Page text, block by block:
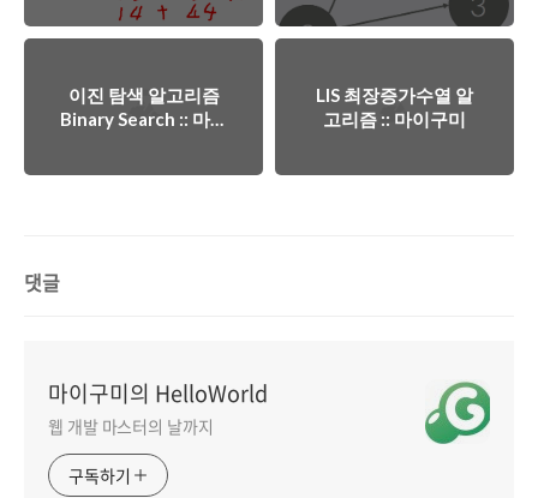
이진 탐색 알고리즘
Binary Search :: 마이
LIS 최장증가수열 알
고리즘 :: 마이구미
댓글
마이구미의 HelloWorld
웹 개발 마스터의 날까지
구독하기